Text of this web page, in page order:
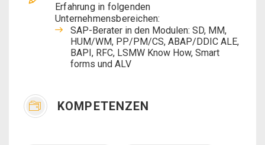
Erfahrung in folgenden
Unternehmensbereichen:
SAP-Berater in den Modulen: SD, MM,
HUM/WM, PP/PM/CS, ABAP/DDIC ALE,
BAPI, RFC, LSMW Know How, Smart
forms und ALV
KOMPETENZEN